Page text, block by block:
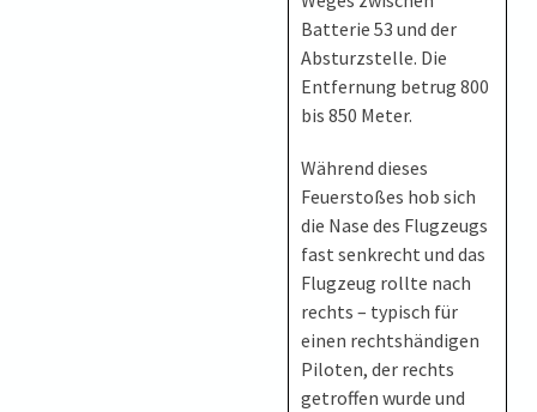
Batterie 53 und der
Absturzstelle. Die
Entfernung betrug 800
bis 850 Meter.
Während dieses
Feuerstoßes hob sich
die Nase des Flugzeugs
fast senkrecht und das
Flugzeug rollte nach
rechts – typisch für
einen rechtshändigen
Piloten, der rechts
getroffen wurde und